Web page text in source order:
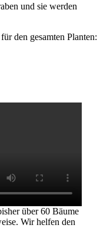
und sie werden
den gesamten Planten:
über 60 Bäume
Wir helfen den